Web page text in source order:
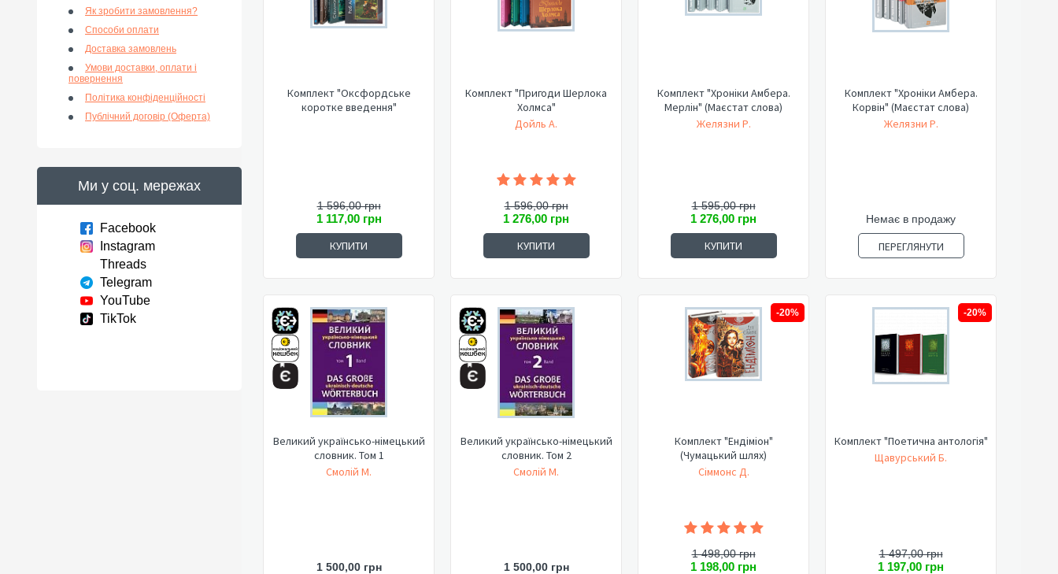
Як зробити замовлення?
Способи оплати
Доставка замовлень
Умови доставки, оплати і
повернення
Політика конфіденційності
Публічний договір (Оферта)
Ми у соц. мережах
Facebook
Instagram
Threads
Telegram
YouTube
TikTok
Комплект "Оксфордське
коротке введення"
1 596,00 грн
1 117,00 грн
КУПИТИ
Комплект "Пригоди Шерлока
Холмса"
Дойль А.
1 596,00 грн
1 276,00 грн
КУПИТИ
Комплект "Хроніки Амбера.
Мерлін" (Маєстат слова)
Желязни Р.
1 595,00 грн
1 276,00 грн
КУПИТИ
Комплект "Хроніки Амбера.
Корвін" (Маєстат слова)
Желязни Р.
Немає в продажу
ПЕРЕГЛЯНУТИ
Великий українсько-німецький
словник. Том 1
Смолій М.
1 500,00 грн
Великий українсько-німецький
словник. Том 2
Смолій М.
1 500,00 грн
-20%
Комплект "Ендіміон"
(Чумацький шлях)
Сіммонс Д.
1 498,00 грн
1 198,00 грн
-20%
Комплект "Поетична антологія"
Щавурський Б.
1 497,00 грн
1 197,00 грн